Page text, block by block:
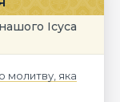
Ісуса
молитву, яка